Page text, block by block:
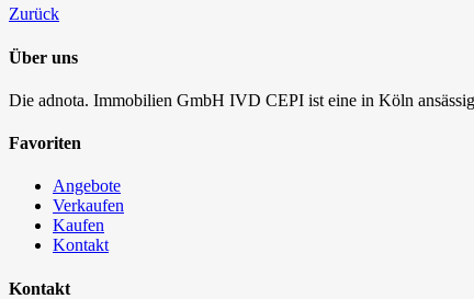
Zurück
Über uns
Die adnota. Immobilien GmbH IVD CEPI ist eine in Köln
Favoriten
Angebote
Verkaufen
Kaufen
Kontakt
Kontakt